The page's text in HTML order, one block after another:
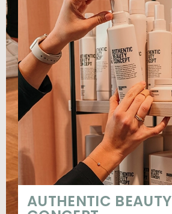
AUTHENTIC BEAUTY